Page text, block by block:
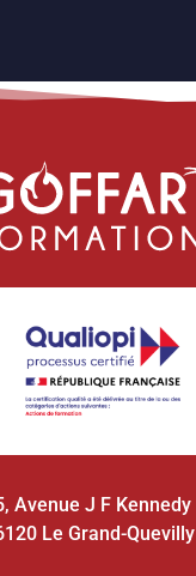
Avenue J F Kennedy
Le Grand-Quevilly